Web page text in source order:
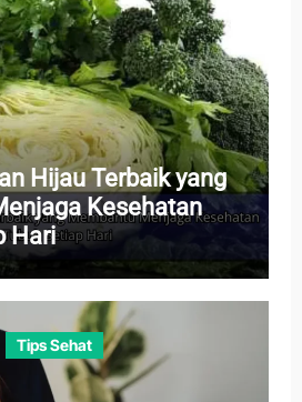
Hijau Terbaik yang
Kesehatan
Hari
Tips Sehat